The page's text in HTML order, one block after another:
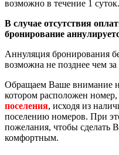
возможно в течение 1 суток.
В случае отсутствия
бронирование
Аннуляция бронирования
возможна не позднее чем за
Обращаем Ваше внимание
котором расположен номер,
поселения, исходя из
поселению номеров. При
пожелания, чтобы сделать
комфортным.